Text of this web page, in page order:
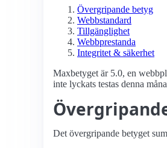
Övergripande betyg
Webbstandard
Tillgänglighet
Webbprestanda
Integritet & säkerhet
Maxbetyget är 5.0, en
inte lyckats testas denna
Det övergripande betyget